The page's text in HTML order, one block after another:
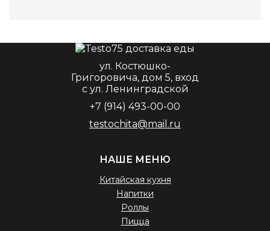
ул. Костюшко-
Григоровича, дом 5, вход
с ул. Ленинградской
+7 (914) 493-00-00
testochita@mail.ru
НАШЕ МЕНЮ
Китайская кухня
Напитки
Роллы
Пицца